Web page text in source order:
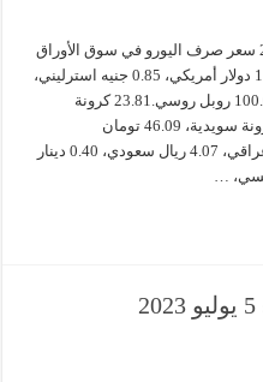
سعر صرف اليورو الخميس 6 يوليو 2023 سعر صرف اليورو في سوق الأوراق
المالية اليوم الخميس 6 يوليو 2023: 1.08 دولار أمريكي، 0.85 جنيه استرليني،
1.44دولار كندي، 1.62 دولار استرالي، 100.07 روبل روسي.23.81 كرونة
تشيكية، 0.97 فرنك سويسري، 11.92 كرونة سويدية، 46.09 تومان
إيراني.0.33 دينار كويتي، 1.427.1 دينار عراقي، 4.07 ريال سعودي، 0.40 دينار